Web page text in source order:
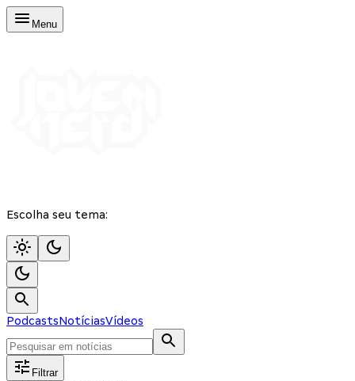
Menu
Escolha seu tema:
PodcastsNotíciasVídeos
Filtrar